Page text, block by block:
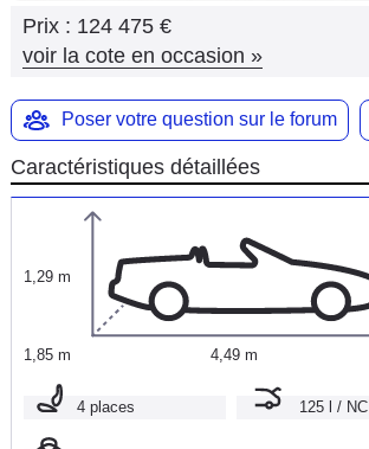
Prix : 124 475 €
voir la cote en occasion »
Poser votre question sur le forum
Caractéristiques détaillées
1,29 m
1,85 m 4,49 m
4 places 125 l / NC